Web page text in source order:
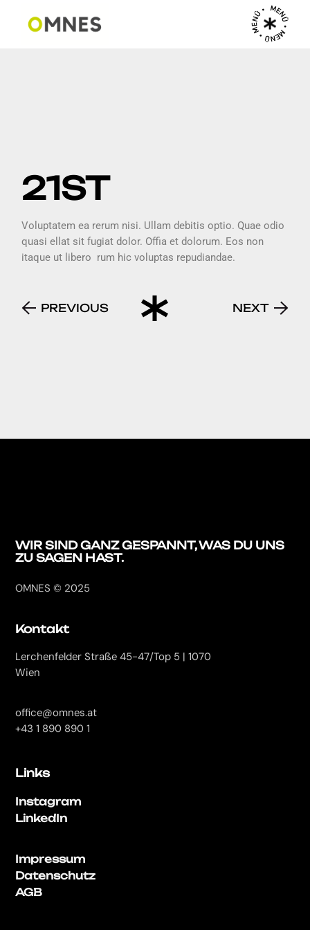
MENÜ • MENÜ • MENÜ •
21ST
Voluptatem ea rerum nisi. Ullam debitis optio. Quae odio
quasi ellat sit fugiat dolor. Offia et dolorum. Eos non
itaque ut libero rum hic voluptas repudiandae.
PREVIOUS NEXT
WIR SIND GANZGESPANNT, WAS DU UNS
ZU SAGEN HAST.
OMNES © 2025
Kontakt
Lerchenfelder Straße 45-47/Top 5 | 1070
Wien
office@omnes.at
+43 1 890 890 1
Links
Instagram
LinkedIn
Impressum
Datenschutz
AGB